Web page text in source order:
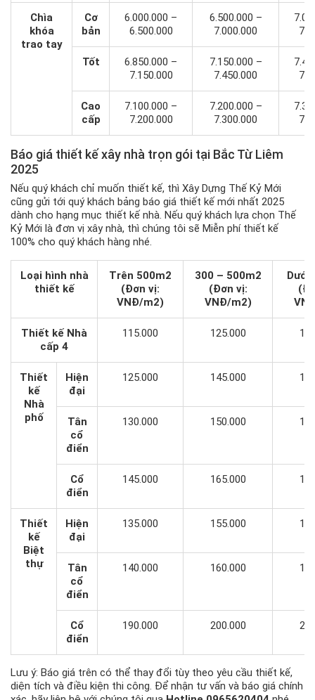
Chìa
khóa
trao tay
Cơ
bản
6.000.000 –
6.500.000
6.500.000 –
7.000.000
Tốt
6.850.000 –
7.150.000
7.150.000 –
7.450.000
Cao
cấp
7.100.000 –
7.200.000
7.200.000 –
7.300.000
Báo giá thiết kế xây nhà trọn gói tại Bắc Từ Liêm
2025
Nếu quý khách chỉ muốn thiết kế, thì Xây Dựng Thế Kỷ Mới
cũng gửi tới quý khách bảng báo giá thiết kế mới nhất 2025
dành cho hạng mục thiết kế nhà. Nếu quý khách lựa chọn Thế
Kỷ Mới là đơn vị xây nhà, thì chúng tôi sẽ Miễn phí thiết kế
100% cho quý khách hàng nhé.
Loại hình nhà
thiết kế
Trên 500m2
(Đơn vị:
VNĐ/m2)
300 – 500m2
(Đơn vị:
VNĐ/m2)
Dưới
Thiết kế Nhà
cấp 4
115.000 125.000
Thiết
kế
Nhà
phố
Hiện
đại
125.000 145.000
Tân
cổ
điển
130.000 150.000
Cổ
điển
145.000 165.000
Thiết
kế
Biệt
thự
Hiện
đại
135.000 155.000
Tân
cổ
điển
140.000 160.000
Cổ
điển
190.000 200.000
Lưu ý: Báo giá trên có thể thay đổi tùy theo yêu cầu thiết kế,
diện tích và điều kiện thi công. Để nhận tư vấn và báo giá chính